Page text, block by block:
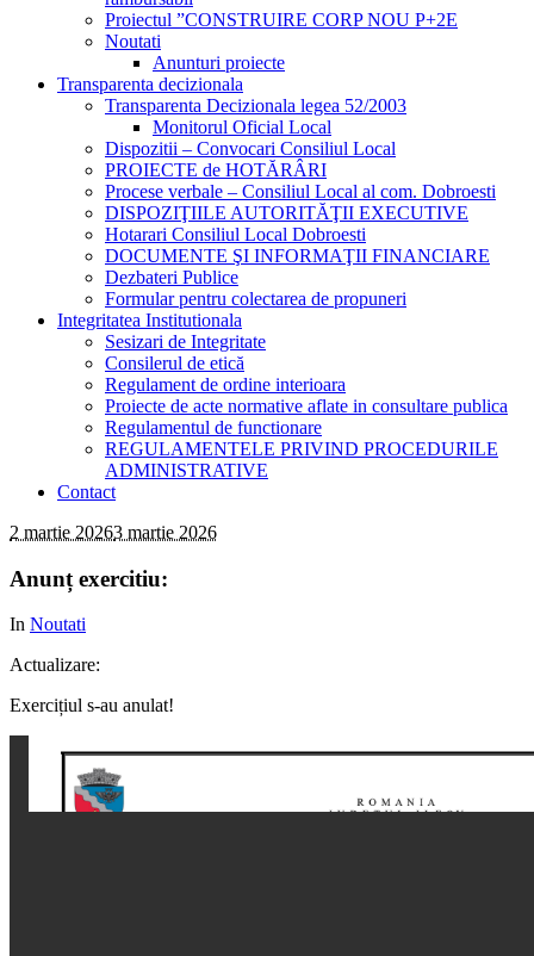
Proiectul ”CONSTRUIRE CORP NOU P+2E
Noutati
Anunturi proiecte
Transparenta decizionala
Transparenta Decizionala legea 52/2003
Monitorul Oficial Local
Dispozitii – Convocari Consiliul Local
PROIECTE de HOTĂRÂRI
Procese verbale – Consiliul Local al com. Dobroesti
DISPOZIŢIILE AUTORITĂŢII EXECUTIVE
Hotarari Consiliul Local Dobroesti
DOCUMENTE ŞI INFORMAŢII FINANCIARE
Dezbateri Publice
Formular pentru colectarea de propuneri
Integritatea Institutionala
Sesizari de Integritate
Consilerul de etică
Regulament de ordine interioara
Proiecte de acte normative aflate in consultare publica
Regulamentul de functionare
REGULAMENTELE PRIVIND PROCEDURILE
ADMINISTRATIVE
Contact
2 martie 20263 martie 2026
Anunț exercitiu:
In Noutati
Actualizare:
Exercițiul s-au anulat!